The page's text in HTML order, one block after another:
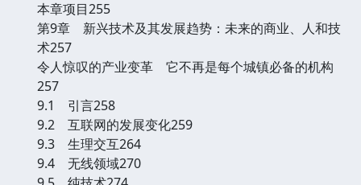
本章项目255
第9章 新兴技术及其发展趋势：未来的商业、人和技
术257
令人惊叹的产业变革 它不再是每个城镇必备的机构
257
9.1 引言258
9.2 互联网的发展变化259
9.3 生理交互264
9.4 无线领域270